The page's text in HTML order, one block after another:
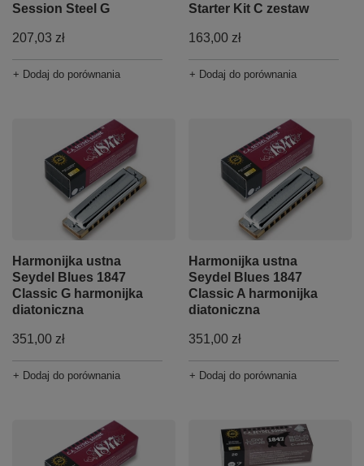
Session Steel G
207,03 zł
+ Dodaj do porównania
Starter Kit C zestaw
163,00 zł
+ Dodaj do porównania
Harmonijka ustna
Seydel Blues 1847
Classic G harmonijka
diatoniczna
351,00 zł
+ Dodaj do porównania
Harmonijka ustna
Seydel Blues 1847
Classic A harmonijka
diatoniczna
351,00 zł
+ Dodaj do porównania